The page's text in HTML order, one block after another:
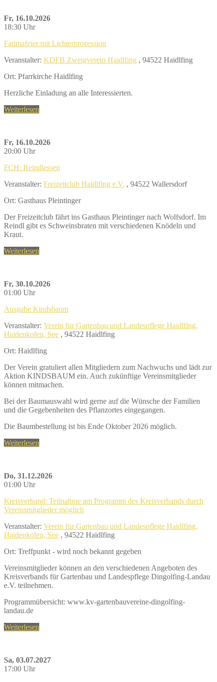
Fr, 16.10.2026
18:30 Uhr
Fatimafeier mit Lichterprozession
Veranstalter: KDFB Zweigverein Haidlfing , 94522 Haidlfing
Ort: Pfarrkirche Haidlfing
Herzliche Einladung an alle Interessierten.
Weiterlesen
Fr, 16.10.2026
20:00 Uhr
FCH: Reindlessen
Veranstalter: Freizeitclub Haidlfing e.V. , 94522 Wallersdorf
Ort: Gasthaus Pleintinger
Der Freizeitclub fährt ins Gasthaus Pleintinger nach Wolfsdorf. Im
Reindl gibt es Schweinsbraten mit verschiedenen Knödeln und
Kraut.
Weiterlesen
Fr, 30.10.2026
01:00 Uhr
Ausgabe Kindsbaum
Veranstalter: Verein für Gartenbau und Landespflege Haidlfing,
Haidenkofen, See , 94522 Haidlfing
Ort: Haidlfing
Der Verein gratuliert allen Mitgliedern zum Nachwuchs und lädt zur
Aktion KINDSBAUM ein. Auch zukünftige Vereinsmitglieder
können mitmachen.
Bei der Baumauswahl wird gerne auf die Wünsche der Familien
und die Gegebenheiten des Pflanzortes eingegangen.
Die Baumbestellung ist bis Ende Oktober 2026 möglich.
Weiterlesen
Do, 31.12.2026
01:00 Uhr
Kreisverband: Teilnahme am Programm des Kreisverbands durch
Vereinsmitglieder möglich
Veranstalter: Verein für Gartenbau und Landespflege Haidlfing,
Haidenkofen, See , 94522 Haidlfing
Ort: Treffpunkt - wird noch bekannt gegeben
Vereinsmitglieder können an den verschiedenen Angeboten des
Kreisverbands für Gartenbau und Landespflege Dingolfing-Landau
e.V. teilnehmen.
Programmübersicht: www.kv-gartenbauvereine-dingolfing-
landau.de
Weiterlesen
Sa, 03.07.2027
17:00 Uhr